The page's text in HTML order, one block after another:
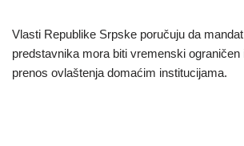
Vlasti Republike Srpske poručuju da
predstavnika mora biti vremenski ograničen
prenos ovlaštenja domaćim institucijama.